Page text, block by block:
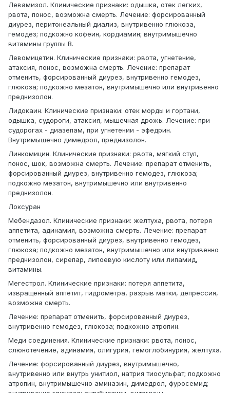
Левамизол. Клинические признаки: одышка, отек легких,
рвота, понос, возможна смерть. Лечение: форсированный
диурез, перитонеальный диализ, внутривенно глюкоза,
гемодез; подкожно кофеин, кордиамин; внутримышечно
витамины группы В.
Левомицетин. Клинические признаки: рвота, угнетение,
атаксия, понос, возможна смерть. Лечение: препарат
отменить, форсированный диурез, внутривенно гемодез,
глюкоза; подкожно мезатон, внутримышечно или внутривенно
преднизолон.
Лидокаин. Клинические признаки: отек морды и гортани,
одышка, судороги, атаксия, мышечная дрожь. Лечение: при
судорогах - диазепам, при угнетении - эфедрин.
Внутримышечно димедрол, преднизолон.
Линкомицин. Клинические признаки: рвота, мягкий стул,
понос, шок, возможна смерть. Лечение: препарат отменить,
форсированный диурез, внутривенно гемодез, глюкоза;
подкожно мезатон, внутримышечно или внутривенно
преднизолон.
Локсуран
Мебендазол. Клинические признаки: желтуха, рвота, потеря
аппетита, адинамия, возможна смерть. Лечение: препарат
отменить, форсированный диурез, внутривенно гемодез,
глюкоза; подкожно мезатон, внутримышечно или внутривенно
преднизолон, сирепар, липоевую кислоту или липамид,
витамины.
Мегестрол. Клинические признаки: потеря аппетита,
извращенный аппетит, гидрометра, разрыв матки, депрессия,
возможна смерть.
Лечение: препарат отменить, форсированный диурез,
внутривенно гемодез, глюкоза; подкожно атропин.
Меди соединения. Клинические признаки: рвота, понос,
слюнотечение, адинамия, олигурия, гемоглобинурия, желтуха.
Лечение: форсированный диурез, внутримышечно,
внутривенно или внутрь унитиол, натрия тиосульфат; подкожно
атропин, внутримышечно аминазин, димедрол, фуросемид;